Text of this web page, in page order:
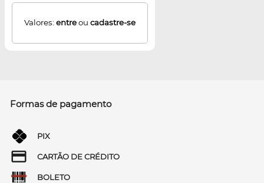
Valores: entreou cadastre-se
Formas de pagamento
PIX
CARTÃO DE CRÉDITO
BOLETO